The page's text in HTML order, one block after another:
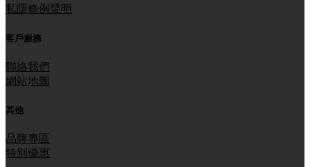
私隱條例聲明
客戶服務
聯絡我們
網站地圖
其他
品牌專區
特別優惠